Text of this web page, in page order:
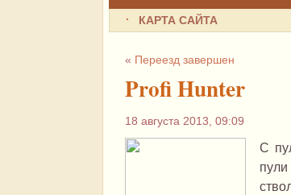
КАРТА САЙТА
« Переезд завершен
Profi Hunter
18 августа 2013, 09:09
С